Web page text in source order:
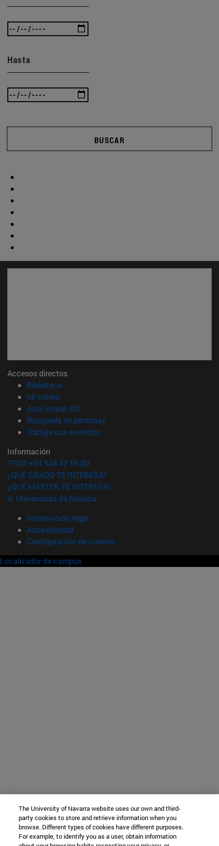
Hasta
BUSCAR
Accesos directos
Biblioteca
Mi correo(abre en nueva ventana)
Aula virtual ADI
Búsqueda de personas(abre en nueva ventana)
Trabaja con nosotros(abre en nueva ventana)
Información
TFNO +34 948 42 56 00
¿QUÉ GRADO TE INTERESA?
¿QUÉ MÁSTER TE INTERESA?
© Universidad de Navarra
Información legal
Accesibilidad
Configuración de cookies
Localizador de campus
The University of Navarra website uses our own and third-
party cookies to store and retrieve information when you
browse. Different types of cookies have different purposes.
For example, to identify you as a user, obtain information